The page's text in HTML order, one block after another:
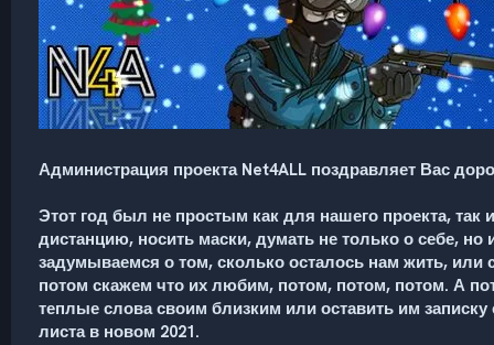
Администрация проекта Net4ALL поздравляет Вас
Этот год был не простым как для нашего проекта,
дистанцию, носить маски, думать не только о себе,
задумываемся о том, сколько осталось нам жить, или
потом скажем что их любим, потом, потом, потом. А
теплые слова своим близким или оставить им
листа в новом 2021.